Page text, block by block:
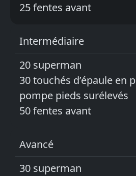
25 fentes avant
Intermédiaire
20 superman
30 touchés d’épaule en
pompe pieds surélevés
50 fentes avant
Avancé
30 superman